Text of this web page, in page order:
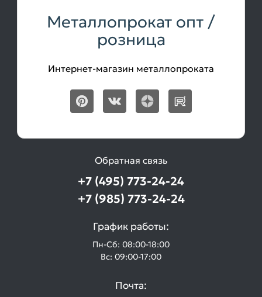
Металлопрокат опт /
розница
Интернет-магазин металлопроката
Обратная связь
+7 (495) 773-24-24
+7 (985) 773-24-24
График работы:
Пн-Сб: 08:00-18:00
Вс: 09:00-17:00
Почта: